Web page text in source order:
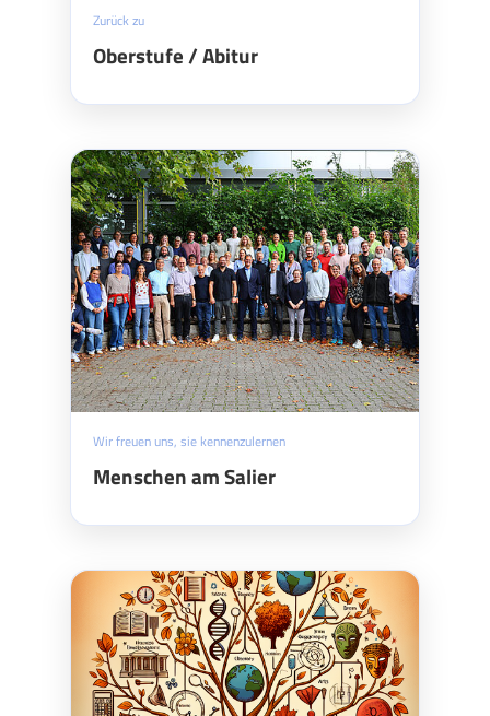
Zurück zu
Oberstufe / Abitur
Wir freuen uns, sie kennenzulernen
Menschen am Salier